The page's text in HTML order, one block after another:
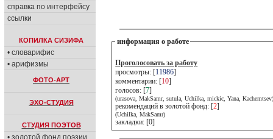
справка по интерфейсу
ссылки
КОПИЛКА СИЗИФА
• словарифис
• арифизмы
ФОТО-АРТ
ЭХО-СТУДИЯ
СТУДИЯ ПОЭТОВ
• золотой фонд поэзии
информация о работе
Проголосовать за работу
просмотры: [11986]
комментарии: [10]
голосов: [7]
(urasova, MakSamr, sutula, Uchilka, mickic, Yana,
рекомендаций в золотой фонд: [2]
(Uchilka, MakSamr)
закладки: [0]